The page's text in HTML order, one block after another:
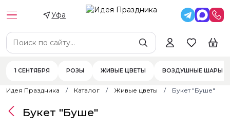
Уфа
1 СЕНТЯБРЯ РОЗЫ ЖИВЫЕ ЦВЕТЫ ВОЗДУШНЫЕ ШАРЫ
Идея Праздника Каталог Живые цветы Букет "Буше"
Букет "Буше"